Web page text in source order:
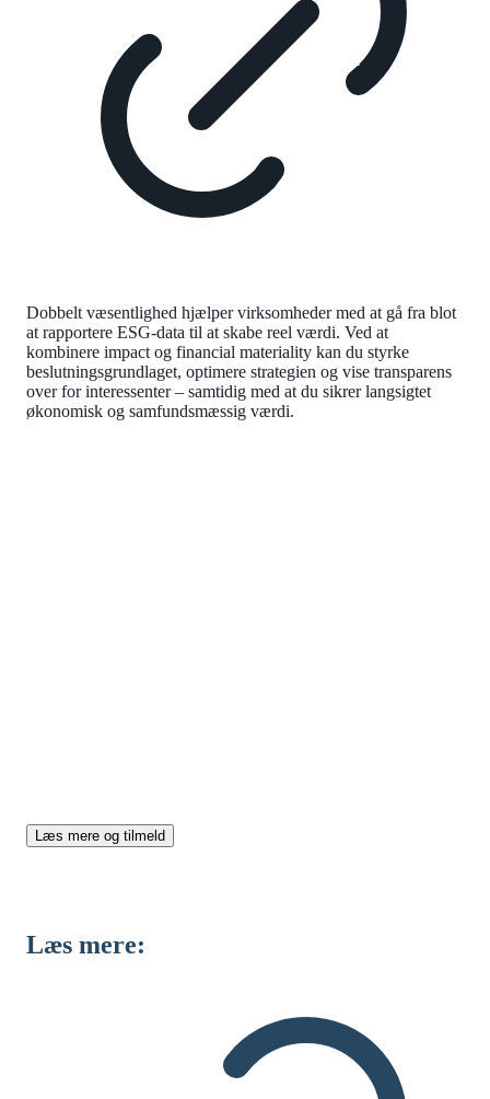
Dobbelt væsentlighed hjælper virksomheder med at gå fra blot
at rapportere ESG-data til at skabe reel værdi. Ved at
kombinere impact og financial materiality kan du styrke
beslutningsgrundlaget, optimere strategien og vise transparens
over for interessenter – samtidig med at du sikrer langsigtet
økonomisk og samfundsmæssig værdi.
Læs mere og tilmeld
Læs mere: